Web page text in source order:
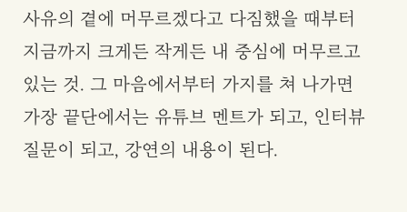
사유의 곁에 머무르겠다고 다짐했을 때부터
지금까지 크게든 작게든 내 중심에 머무르고
있는 것. 그 마음에서부터 가지를 쳐 나가면
가장 끝단에서는 유튜브 멘트가 되고, 인터뷰
질문이 되고, 강연의 내용이 된다.